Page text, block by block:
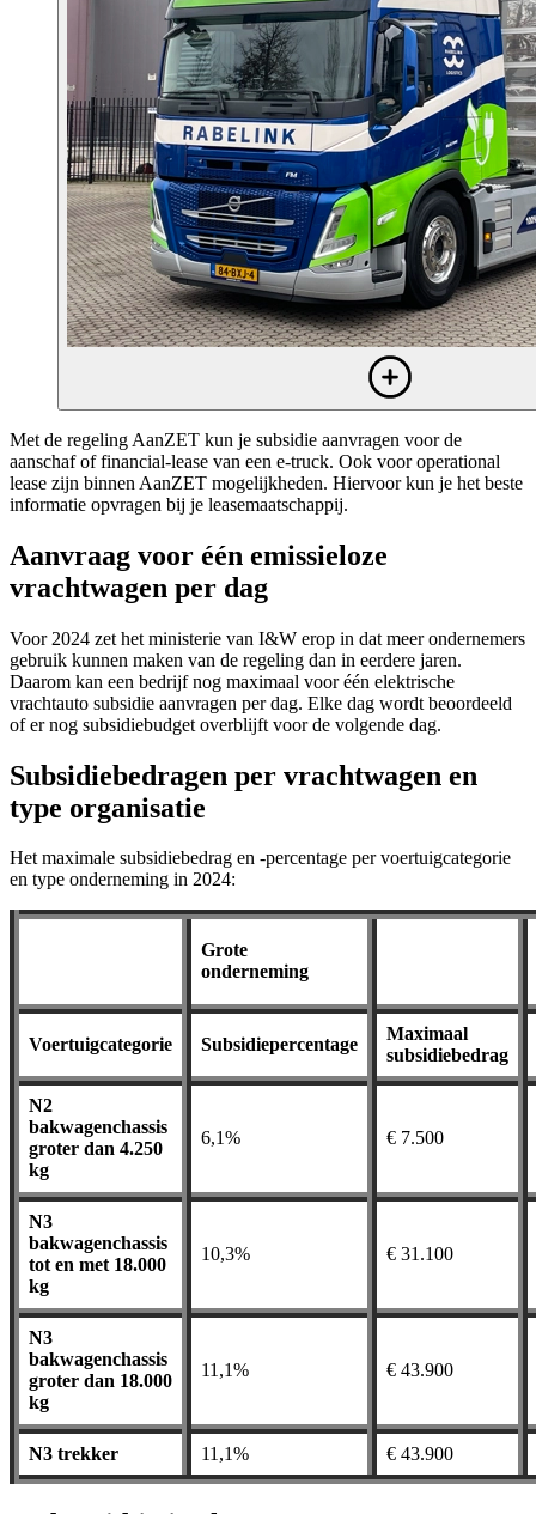
Met de regeling AanZET kun je subsidie aanvragen voor de
aanschaf of financial-lease van een e-truck. Ook voor operational
lease zijn binnen AanZET mogelijkheden. Hiervoor kun je het beste
informatie opvragen bij je leasemaatschappij.
Aanvraag voor één emissieloze
vrachtwagen per dag
Voor 2024 zet het ministerie van I&W erop in dat meer ondernemers
gebruik kunnen maken van de regeling dan in eerdere jaren.
Daarom kan een bedrijf nog maximaal voor één elektrische
vrachtauto subsidie aanvragen per dag. Elke dag wordt beoordeeld
of er nog subsidiebudget overblijft voor de volgende dag.
Subsidiebedragen per vrachtwagen en
type organisatie
Het maximale subsidiebedrag en -percentage per voertuigcategorie
en type onderneming in 2024:
Grote
onderneming
Voertuigcategorie Subsidiepercentage
Maximaal
subsidiebedrag
N2
bakwagenchassis
groter dan 4.250
kg
6,1% € 7.500
N3
bakwagenchassis
tot en met 18.000
kg
10,3% € 31.100
N3
bakwagenchassis
groter dan 18.000
kg
11,1% € 43.900
N3 trekker 11,1% € 43.900